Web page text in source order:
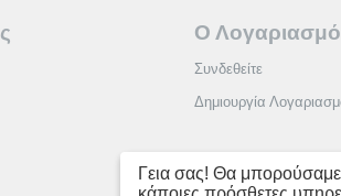
Ο
Συνδεθείτε
Δημιουργία
Γεια σας! Θα